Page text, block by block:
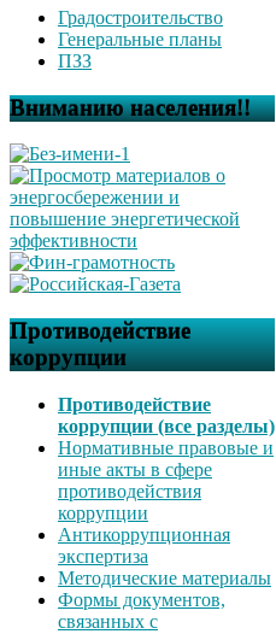
Градостроительство
Генеральные планы
ПЗЗ
Вниманию населения!!
Противодействие
коррупции
Противодействие
коррупции (все разделы)
Нормативные правовые и
иные акты в сфере
противодействия
коррупции
Антикоррупционная
экспертиза
Методические материалы
Формы документов,
связанных с